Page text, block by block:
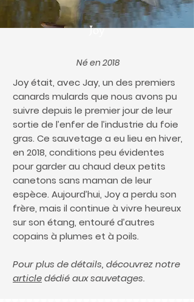
Joy
Né en 2018
Joy était, avec Jay, un des premiers
canards mulards que nous avons pu
suivre depuis le premier jour de leur
sortie de l’enfer de l’industrie du foie
gras. Ce sauvetage a eu lieu en hiver,
en 2018, conditions peu évidentes
pour garder au chaud deux petits
canetons sans maman de leur
espèce. Aujourd’hui, Joy a perdu son
frère, mais il continue à vivre heureux
sur son étang, entouré d’autres
copains à plumes et à poils.
Pour plus de détails, découvrez notre
articledédié aux sauvetages.